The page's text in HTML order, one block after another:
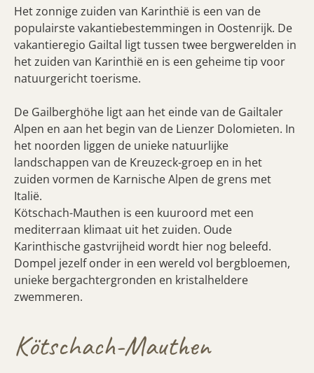
Het zonnige zuiden van Karinthië is een van de
populairste vakantiebestemmingen in Oostenrijk. De
vakantieregio Gailtal ligt tussen twee bergwerelden in
het zuiden van Karinthië en is een geheime tip voor
natuurgericht toerisme.
De Gailberghöhe ligt aan het einde van de Gailtaler
Alpen en aan het begin van de Lienzer Dolomieten. In
het noorden liggen de unieke natuurlijke
landschappen van de Kreuzeck-groep en in het
zuiden vormen de Karnische Alpen de grens met
Italië.
Kötschach-Mauthen is een kuuroord met een
mediterraan klimaat uit het zuiden. Oude
Karinthische gastvrijheid wordt hier nog beleefd.
Dompel jezelf onder in een wereld vol bergbloemen,
unieke bergachtergronden en kristalheldere
zwemmeren.
Kötschach-Mauthen